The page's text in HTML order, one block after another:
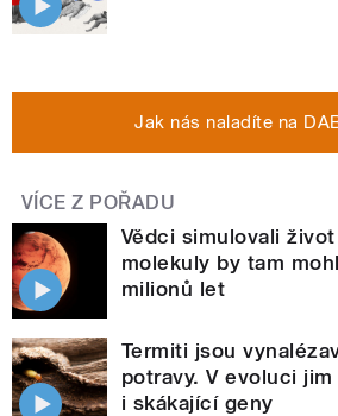
Jak nás naladíte na
VÍCE Z POŘADU
Vědci simulovali
molekuly by tam
milionů let
Termiti jsou
potravy. V evoluci
i skákající geny